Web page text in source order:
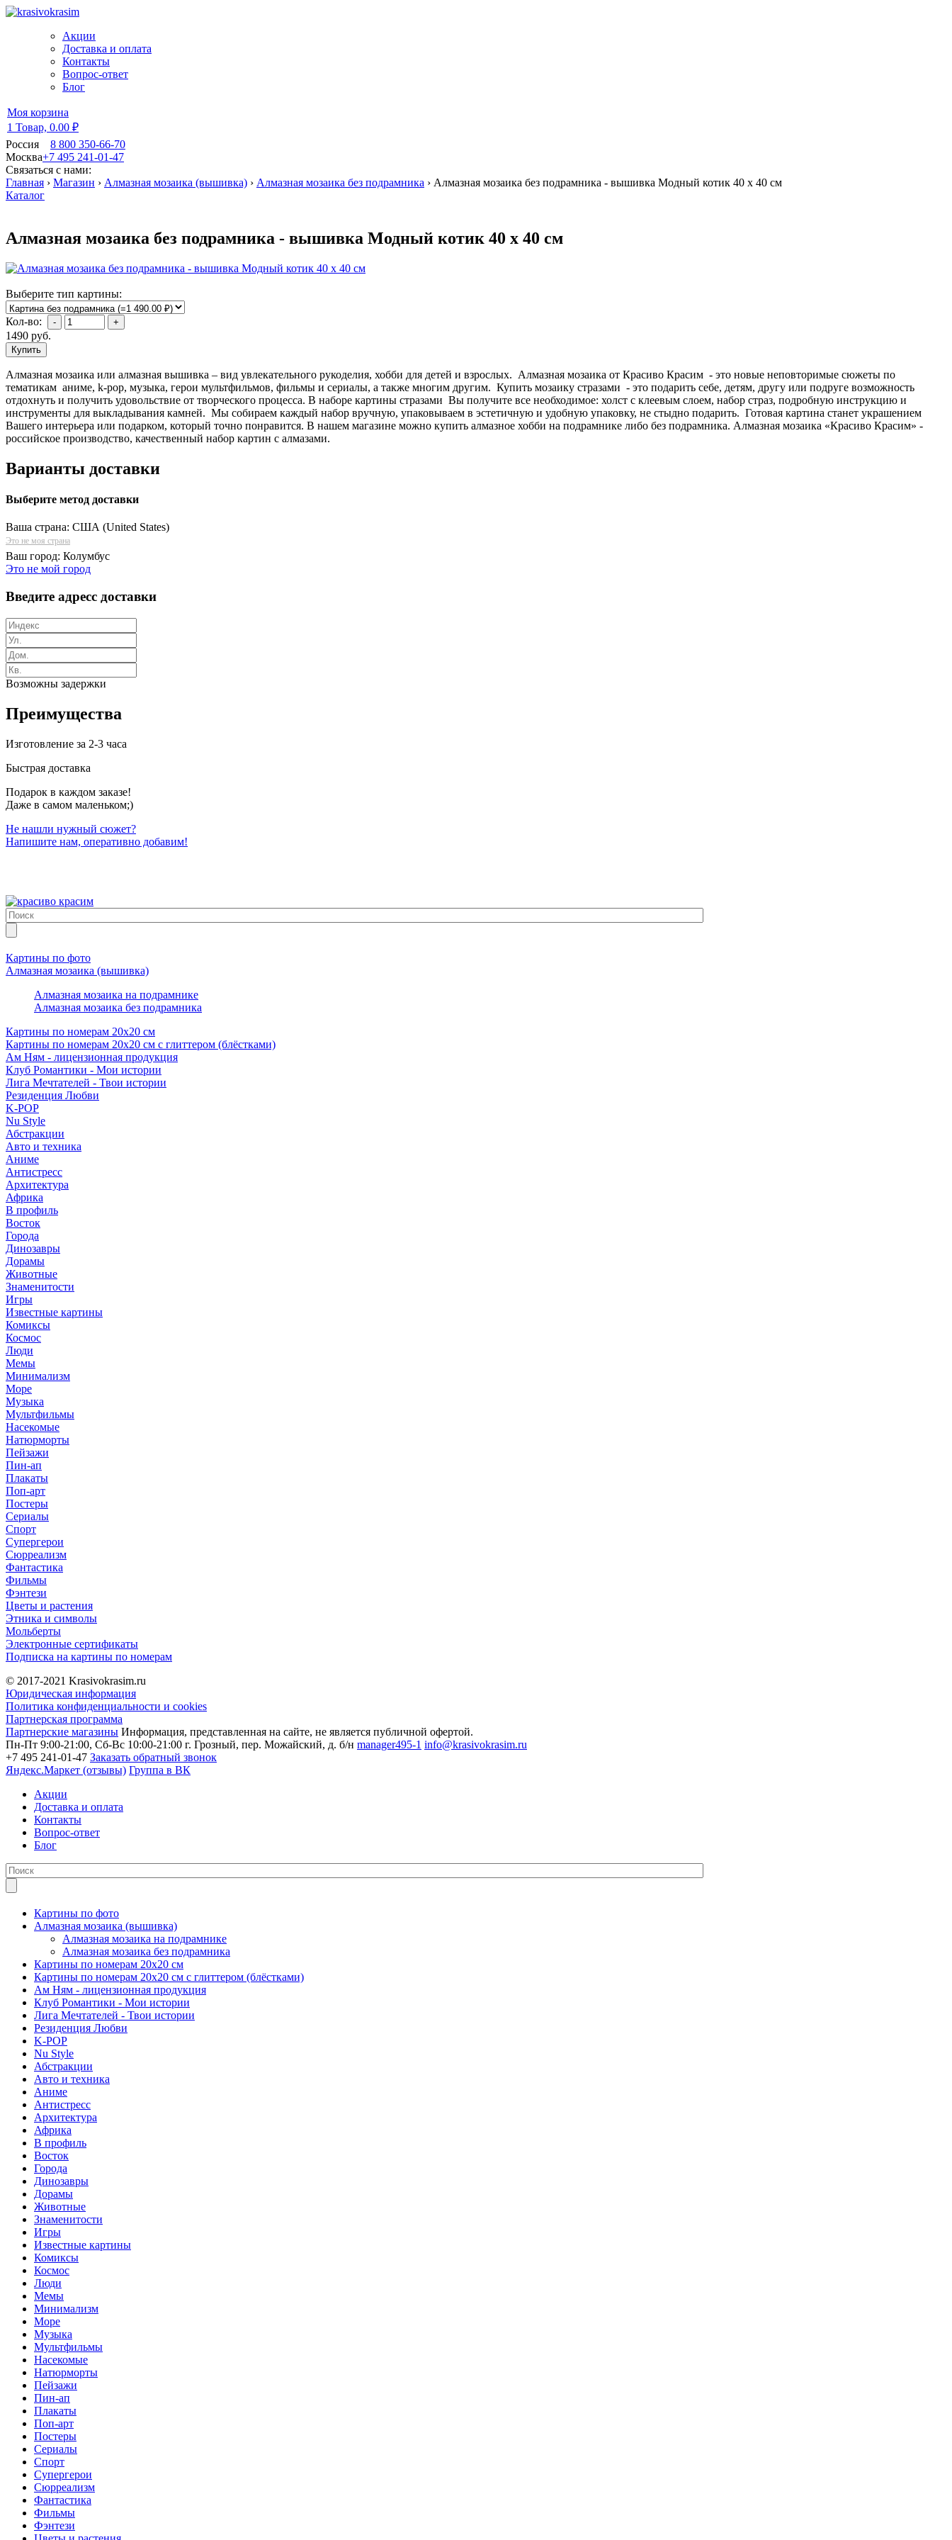
Акции
Доставка и оплата
Контакты
Вопрос-ответ
Блог
Моя корзина
1 Товар, 0.00 ₽
Россия
8 800 350-66-70
Москва+7 495 241-01-47
Связаться с нами:
Главная › Магазин › Алмазная мозаика (вышивка) › Алмазная мозаика без подрамника › Алмазная мозаика без подрамника - вышивка Модный котик 40 х 40 см
Каталог
Алмазная мозаика без подрамника - вышивка Модный котик 40 х 40 см
Выберите тип картины:
Кол-во:
1490 руб.
Алмазная мозаика или алмазная вышивка – вид увлекательного рукоделия, хобби для детей и взрослых. Алмазная мозаика от Красиво Красим - это новые неповторимые сюжеты по
тематикам аниме, k-pop, музыка, герои мультфильмов, фильмы и сериалы, а также многим другим. Купить мозаику стразами - это подарить себе, детям, другу или подруге возможность
отдохнуть и получить удовольствие от творческого процесса. В наборе картины стразами Вы получите все необходимое: холст с клеевым слоем, набор страз, подробную инструкцию и
инструменты для выкладывания камней. Мы собираем каждый набор вручную, упаковываем в эстетичную и удобную упаковку, не стыдно подарить. Готовая картина станет украшением
Вашего интерьера или подарком, который точно понравится. В нашем магазине можно купить алмазное хобби на подрамнике либо без подрамника. Алмазная мозаика «Красиво Красим» -
российское производство, качественный набор картин с алмазами.
Варианты доставки
Выберите метод доставки
Ваша страна: США (United States)
Это не моя страна
Ваш город: Колумбус
Это не мой город
Введите адресс доставки
Возможны задержки
Преимущества
Изготовление за 2-3 часа
Быстрая доставка
Подарок в каждом заказе!
Даже в самом маленьком;)
Не нашли нужный сюжет?
Напишите нам, оперативно добавим!
Картины по фото
Алмазная мозаика (вышивка)
Алмазная мозаика на подрамнике
Алмазная мозаика без подрамника
Картины по номерам 20х20 см
Картины по номерам 20х20 см с глиттером (блёстками)
Ам Ням - лицензионная продукция
Клуб Романтики - Мои истории
Лига Мечтателей - Твои истории
Резиденция Любви
K-POP
Nu Style
Абстракции
Авто и техника
Аниме
Антистресс
Архитектура
Африка
В профиль
Восток
Города
Динозавры
Дорамы
Животные
Знаменитости
Игры
Известные картины
Комиксы
Космос
Люди
Мемы
Минимализм
Море
Музыка
Мультфильмы
Насекомые
Натюрморты
Пейзажи
Пин-ап
Плакаты
Поп-арт
Постеры
Сериалы
Спорт
Супергерои
Сюрреализм
Фантастика
Фильмы
Фэнтези
Цветы и растения
Этника и символы
Мольберты
Электронные сертификаты
Подписка на картины по номерам
© 2017-2021 Krasivokrasim.ru
Юридическая информация
Политика конфиденциальности и cookies
Партнерская программа
Партнерские магазины Информация, представленная на сайте, не является публичной офертой.
Пн-Пт 9:00-21:00, Сб-Вс 10:00-21:00 г. Грозный, пер. Можайский, д. б/н manager495-1 info@krasivokrasim.ru
+7 495 241-01-47 Заказать обратный звонок
Яндекс.Маркет (отзывы) Группа в ВК
Акции
Доставка и оплата
Контакты
Вопрос-ответ
Блог
Картины по фото
Алмазная мозаика (вышивка)
Алмазная мозаика на подрамнике
Алмазная мозаика без подрамника
Картины по номерам 20х20 см
Картины по номерам 20х20 см с глиттером (блёстками)
Ам Ням - лицензионная продукция
Клуб Романтики - Мои истории
Лига Мечтателей - Твои истории
Резиденция Любви
K-POP
Nu Style
Абстракции
Авто и техника
Аниме
Антистресс
Архитектура
Африка
В профиль
Восток
Города
Динозавры
Дорамы
Животные
Знаменитости
Игры
Известные картины
Комиксы
Космос
Люди
Мемы
Минимализм
Море
Музыка
Мультфильмы
Насекомые
Натюрморты
Пейзажи
Пин-ап
Плакаты
Поп-арт
Постеры
Сериалы
Спорт
Супергерои
Сюрреализм
Фантастика
Фильмы
Фэнтези